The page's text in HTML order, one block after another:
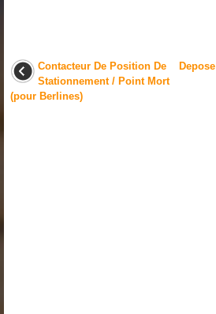
Contacteur De Position De
Stationnement / Point Mort
(pour Berlines)
Depose